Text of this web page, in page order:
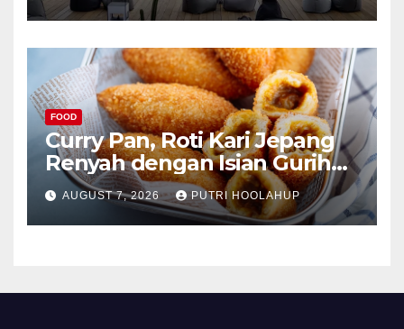
FOOD
Curry Pan, Roti Kari Jepang
Renyah dengan Isian Gurih
Menggoda
AUGUST 7, 2026 PUTRI HOOLAHUP